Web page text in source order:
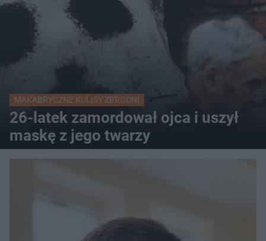
MAKABRYCZNE KULISY ZBRODNI
26-latek zamordował ojca i uszył
maskę z jego twarzy